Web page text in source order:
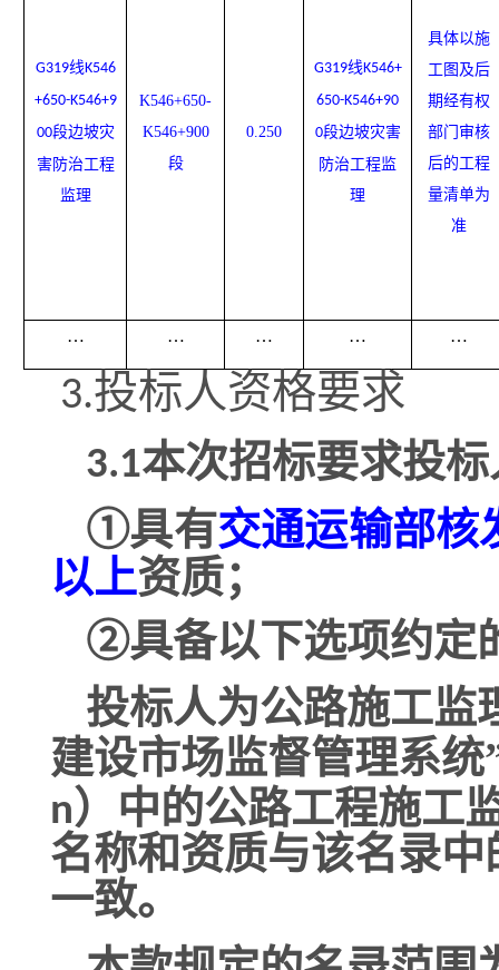
G319线K546
+650-K546+9
00段边坡灾
害防治工程
监理
K546+650-
K546+900
段
0.250
G319线K546+
650-K546+90
0段边坡灾害
防治工程监
理
具体以施
工图及后
期经有权
部门审核
后的工程
量清单为
准
… … … … …
3.投标人资格要求
3.1本次招标要求投标
①具有交通运输部核
以上资质；
②具备以下选项约定
投标人为公路施工监
建设市场监督管理系统
n）
中的公路工程施工
名称和资质与该名录
一致。